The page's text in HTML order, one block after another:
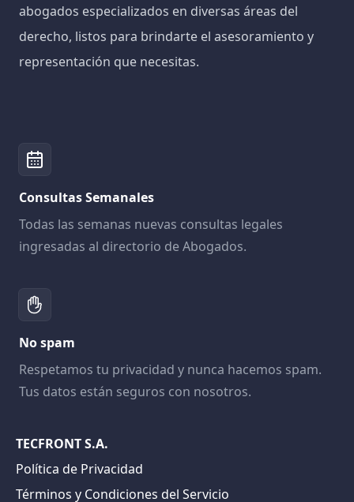
abogados especializados en diversas áreas del
derecho, listos para brindarte el asesoramiento y
representación que necesitas.
Consultas Semanales
Todas las semanas nuevas consultas legales
ingresadas al directorio de Abogados.
No spam
Respetamos tu privacidad y nunca hacemos spam.
Tus datos están seguros con nosotros.
TECFRONT S.A.
Política de Privacidad
Términos y Condiciones del Servicio